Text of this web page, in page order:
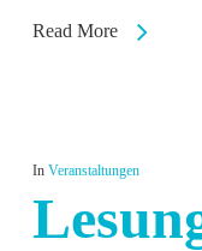
Read More
In Veranstaltungen